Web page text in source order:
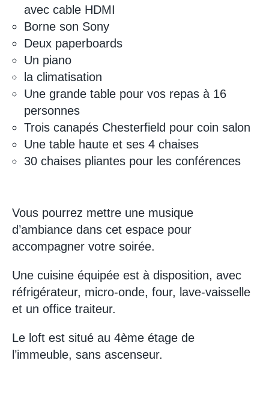
avec cable HDMI
Borne son Sony
Deux paperboards
Un piano
la climatisation
Une grande table pour vos repas à 16
personnes
Trois canapés Chesterfield pour coin salon
Une table haute et ses 4 chaises
30 chaises pliantes pour les conférences
Vous pourrez mettre une musique
d’ambiance dans cet espace pour
accompagner votre soirée.
Une cuisine équipée est à disposition, avec
réfrigérateur, micro-onde, four, lave-vaisselle
et un office traiteur.
Le loft est situé au 4ème étage de
l’immeuble, sans ascenseur.